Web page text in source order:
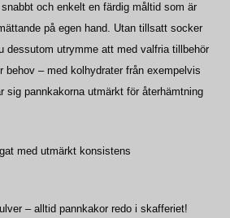
och enkelt en färdig måltid som är
på egen hand. Utan tillsatt socker
dessutom utrymme att med valfria tillbehör
behov – med kolhydrater från exempelvis
sig pannkakorna utmärkt för återhämtning
med utmärkt konsistens
– alltid pannkakor redo i skafferiet!